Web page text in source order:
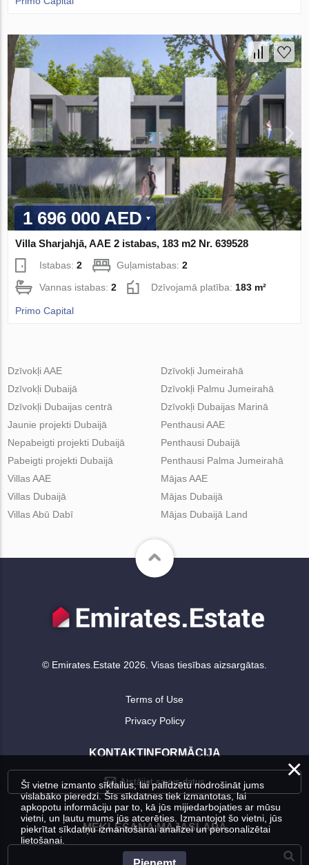
1 696 000 AED
Villa Sharjahjā, AAE 2 istabas, 183 m2 Nr. 639528
Istabas:2 Guļamistabas:2
Vannas istabas:2 Dzīvojamā platība: 183 m²
Primo Capital
Dzīvokļi AAE
Dzīvokļi Dubaijā
Dzīvokļi Dubaijas centrā
Dzīvokļi Jumeirahā
Dzīvokļi Palmu Jumeirahā
Dzīvokļi Dubaijas Marinā
Jaunie projekti Dubaijā
Nepabeigti projekti Dubaijā
Pabeigti projekti Dubaijā
Penthausi AAE
Penthausi Dubaijā
Penthausi Palma Jumeirahā
Villas AAE
Villas Dubaijā
Villas Abū Dabī
Mājas AAE
Mājas Dubaijā
Mājas Dubaijā Land
© Emirates.Estate 2026. Visas tiesības aizsargātas.
Terms of Use
Privacy Policy
KONTAKTINFORMĀCIJA
Atstājiet savus datus
MEKLĒŠANA MĀJASLAPĀ
×
Šī vietne izmanto sīkfailus, lai palīdzētu nodrošināt jums
vislabāko pieredzi. Šīs sīkdatnes tiek izmantotas, lai
apkopotu informāciju par to, kā jūs mijiedarbojaties ar mūsu
vietni, un ļautu mums jūs atcerēties. Izmantojot šo vietni, jūs
piekrītat sīkdatņu izmantošanai analīzei un personalizētai
lietošanai.